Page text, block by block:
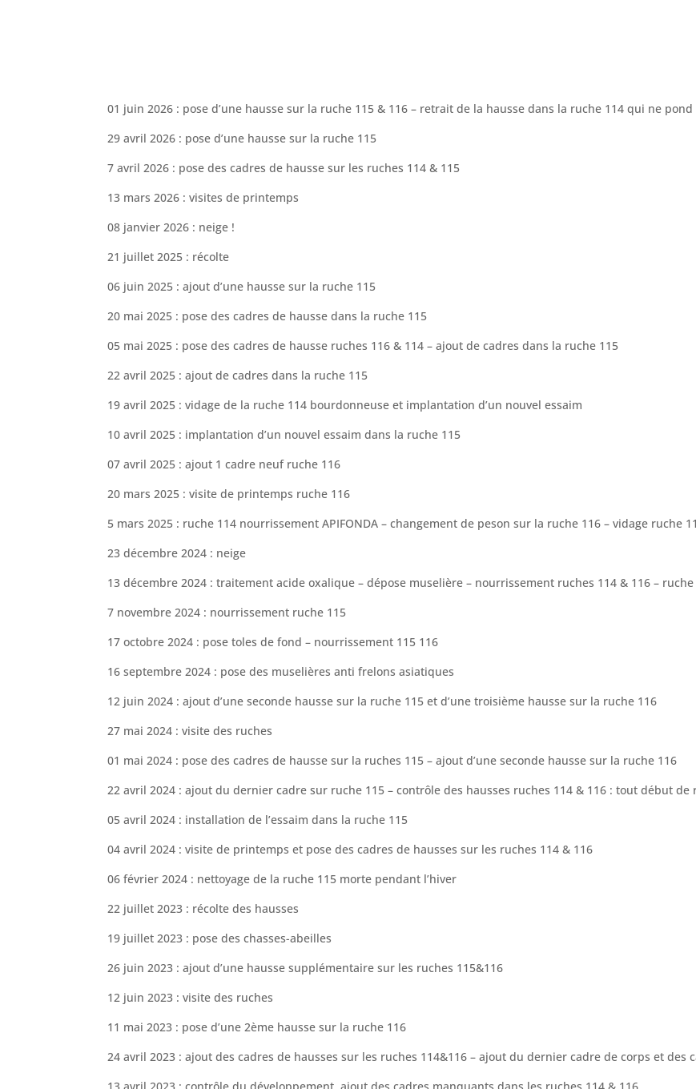
01 juin 2026 : pose d’une hausse sur la ruche 115 & 116 – retrait de la hausse dans la ruche 114 qui ne pond
29 avril 2026 : pose d’une hausse sur la ruche 115
7 avril 2026 : pose des cadres de hausse sur les ruches 114 & 115
13 mars 2026 : visites de printemps
08 janvier 2026 : neige !
21 juillet 2025 : récolte
06 juin 2025 : ajout d’une hausse sur la ruche 115
20 mai 2025 : pose des cadres de hausse dans la ruche 115
05 mai 2025 : pose des cadres de hausse ruches 116 & 114 – ajout de cadres dans la ruche 115
22 avril 2025 : ajout de cadres dans la ruche 115
19 avril 2025 : vidage de la ruche 114 bourdonneuse et implantation d’un nouvel essaim
10 avril 2025 : implantation d’un nouvel essaim dans la ruche 115
07 avril 2025 : ajout 1 cadre neuf ruche 116
20 mars 2025 : visite de printemps ruche 116
5 mars 2025 : ruche 114 nourrissement APIFONDA – changement de peson sur la ruche 116 – vidage ruche
23 décembre 2024 : neige
13 décembre 2024 : traitement acide oxalique – dépose muselière – nourrissement ruches 114 & 116 –
7 novembre 2024 : nourrissement ruche 115
17 octobre 2024 : pose toles de fond – nourrissement 115 116
16 septembre 2024 : pose des muselières anti frelons asiatiques
12 juin 2024 :ajout d’une seconde hausse sur la ruche 115 et d’une troisième hausse sur la ruche 116
27 mai 2024 : visite des ruches
01 mai 2024 : pose des cadres de hausse sur la ruches 115 –ajout d’une seconde hausse sur la ruche 116
22 avril 2024 : ajout du dernier cadre sur ruche 115 – contrôle des hausses ruches 114 & 116 : tout début de
05 avril 2024 : installation de l’essaim dans la ruche 115
04 avril 2024 : visite de printemps et pose des cadres de hausses sur les ruches 114 & 116
06 février 2024 : nettoyage de la ruche 115 morte pendant l’hiver
22 juillet 2023 : récolte des hausses
19 juillet 2023 : pose des chasses-abeilles
26 juin 2023 : ajout d’une hausse supplémentaire sur les ruches 115&116
12 juin 2023 : visite des ruches
11 mai 2023 : pose d’une 2ème hausse sur la ruche 116
24 avril 2023 : ajout des cadres de hausses sur les ruches 114&116 – ajout du dernier cadre de corps et des